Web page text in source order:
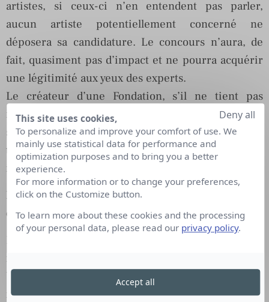
artistes, si ceux-ci n’en entendent pas parler,
aucun artiste potentiellement concerné ne
déposera sa candidature. Le concours n’aura, de
fait, quasiment pas d’impact et ne pourra acquérir
une légitimité aux yeux des experts.
Le créateur d’une Fondation, s’il ne tient pas
nécessairement à se faire connaître, souhaite que
sa création soit reconnue, légitimée et figurant
toujours dans le « top 10 » des Fondations,
maintenant souvent listées par les médias.
La pratique des RP est-elle différente entre Paris
et Londres, notamment dans l’univers culturel ?
beaucoup plus dispatchées entre différents
métiers. Pour la recherche de partenaires ou de
This site uses cookies,
To personalize and improve your comfort of use. We
mainly use statistical data for performance and
optimization purposes and to bring you a better
experience.
For more information or to change your preferences,
click on the Customize button.
To learn more about these cookies and the processing
of your personal data, please read our privacy policy.
Deny all
Accept all